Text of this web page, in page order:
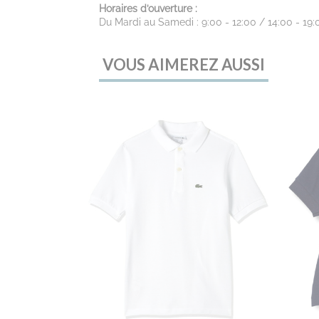
Horaires d’ouverture :
Du Mardi au Samedi : 9:00 - 12:00 / 14:00 -
VOUS AIMEREZ AUSSI